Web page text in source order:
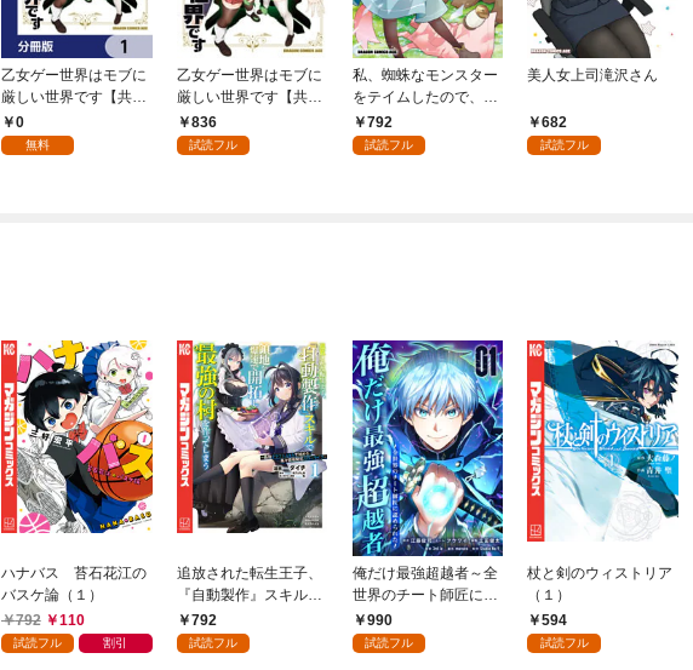
乙女ゲー世界はモブに
厳しい世界です【共和
国編】【分冊版】 1
0
無料
乙女ゲー世界はモブに
厳しい世界です【共和
国編】 ０１
836
試読フル
私、蜘蛛なモンスター
をテイムしたので、ス
パイダーシルクで裁縫
を頑張ります！ 1
792
試読フル
美人女上司滝沢さん
682
試読フル
ハナバス 苔石花江の
バスケ論（１）
792
110
試読フル 割引
追放された転生王子、
『自動製作』スキルで
領地を爆速で開拓し最
強の村を作ってしまう
792
試読フル
俺だけ最強超越者～全
世界のチート師匠に認
められた～【単行本】
（１）
990
試読フル
杖と剣のウィストリア
（１）
594
試読フル